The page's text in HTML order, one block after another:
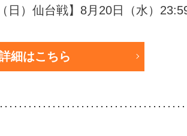
日）仙台戦】8月20日（水）
細はこちら